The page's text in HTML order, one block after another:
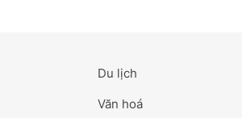
Du lịch
Văn hoá